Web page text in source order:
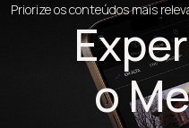
Priorize os conteúdos mais
o